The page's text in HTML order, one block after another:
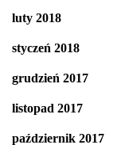
luty 2018
styczeń 2018
grudzień 2017
listopad 2017
październik 2017